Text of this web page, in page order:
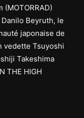
(MOTORRAD)
Beyruth, le
japonaise de
vedette Tsuyoshi
Takeshima
THE HIGH